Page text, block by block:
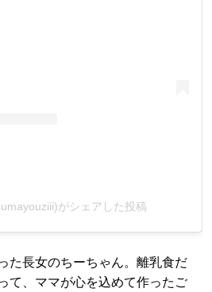
がシェアした投稿
た長女のちーちゃん。離乳食だ
て、ママが心を込めて作ったご